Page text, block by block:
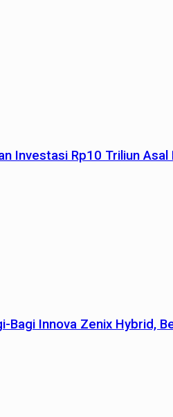
Investasi Rp10 Triliun Asal
Bagi Innova Zenix Hybrid,